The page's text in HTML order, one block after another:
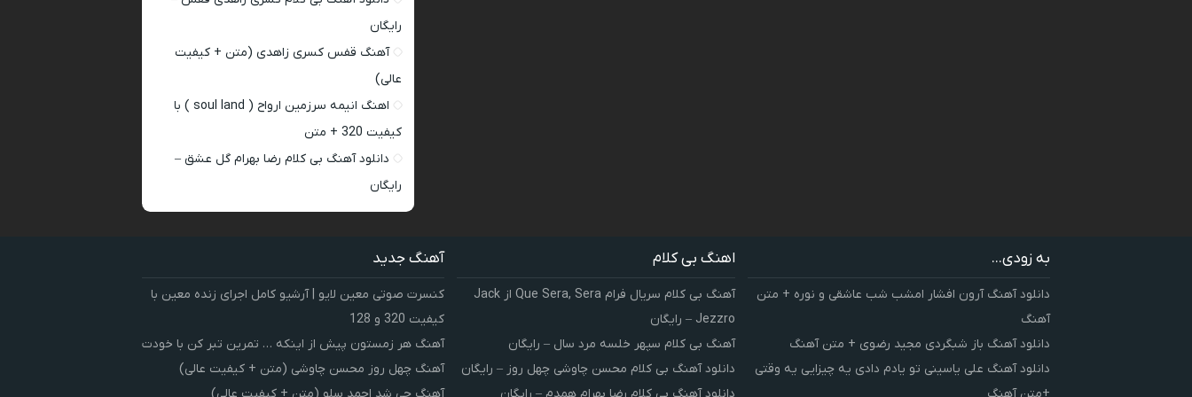
رایگان
آهنگ قفس کسری زاهدی (متن + کیفیت
عالی)
اهنگ انیمه سرزمین ارواح ( soul land ) با
کیفیت 320 + متن
دانلود آهنگ بی کلام رضا بهرام گل عشق –
رایگان
به زودی...
دانلود آهنگ آرون افشار امشب شب عاشقی و نوره + متن
آهنگ
دانلود آهنگ باز شبگردی مجید رضوی + متن آهنگ
دانلود آهنگ علی یاسینی تو یادم دادی یه چیزایی یه وقتی
اهنگ بی کلام
آهنگ بی کلام سریال فرام Que Sera, Sera از Jack
Jezzro – رایگان
آهنگ بی کلام سپهر خلسه مرد سال – رایگان
دانلود آهنگ بی کلام محسن چاوشی چهل روز – رایگان
آهنگ جدید
کنسرت صوتی معین لایو | آرشیو کامل اجرای زنده معین با
کیفیت 320 و 128
آهنگ هر زمستون پیش از اینکه … تمرین تبر کن با خودت
آهنگ چهل روز محسن چاوشی (متن + کیفیت عالی)